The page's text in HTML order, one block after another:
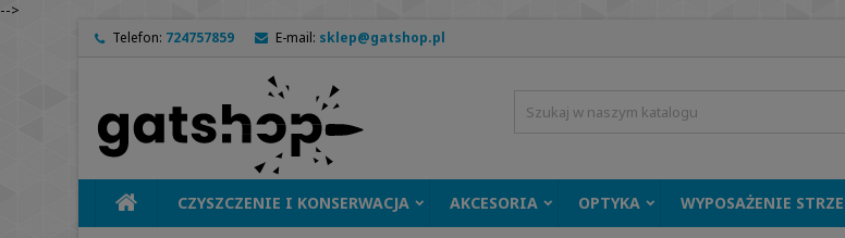
-->
Telefon: 724757859 E-mail: sklep@gatshop.pl
CZYSZCZENIE I KONSERWACJA AKCESORIA OPTYKA WYPOSAŻENIE